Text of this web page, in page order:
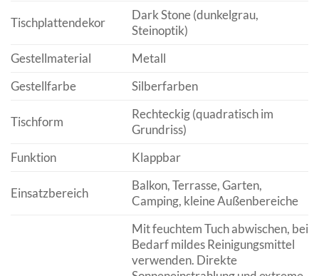
Tischplattendekor
Dark Stone (dunkelgrau,
Steinoptik)
Gestellmaterial
Metall
Gestellfarbe
Silberfarben
Tischform
Rechteckig (quadratisch im
Grundriss)
Funktion
Klappbar
Einsatzbereich
Balkon, Terrasse, Garten,
Camping, kleine Außenbereiche
Mit feuchtem Tuch abwischen, bei
Bedarf mildes Reinigungsmittel
verwenden. Direkte